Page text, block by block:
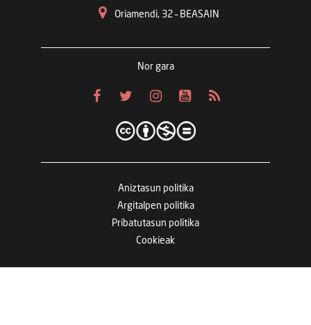
Oriamendi, 32 – BEASAIN
Nor gara
Aniztasun politika
Argitalpen politika
Pribatutasun politika
Cookieak